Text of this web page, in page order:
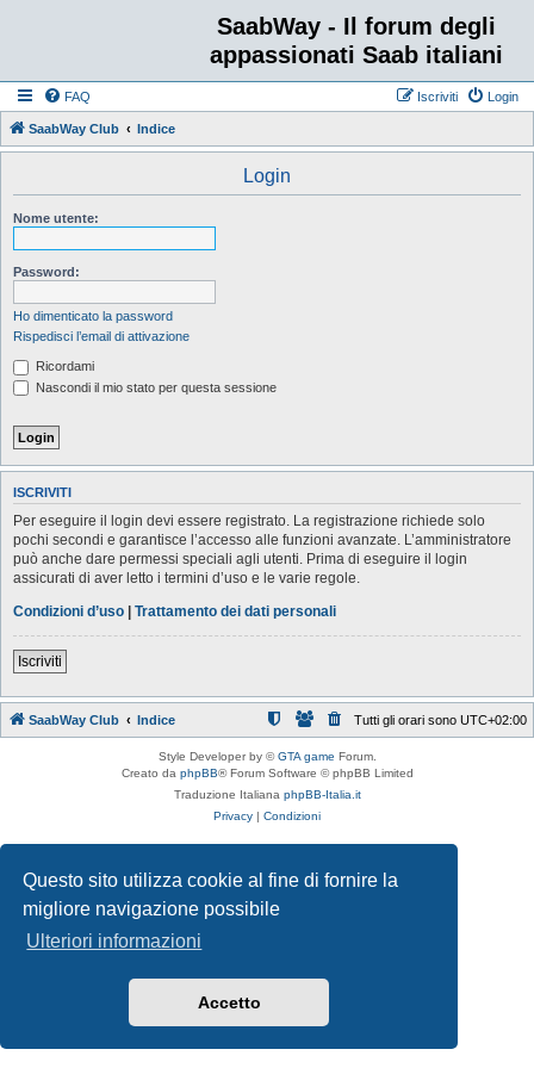
Questo sito utilizza cookie al fine di fornire la
migliore navigazione possibile
Ulteriori informazioni
Accetto
SaabWay - Il forum degli
appassionati Saab italiani
FAQ Login
Iscriviti
SaabWay Club Indice
Login
Nome utente:
Password:
Ho dimenticato la password
Rispedisci l’email di attivazione
Ricordami
Nascondi il mio stato per questa sessione
ISCRIVITI
Per eseguire il login devi essere registrato. La registrazione richiede solo
pochi secondi e garantisce l’accesso alle funzioni avanzate. L’amministratore
può anche dare permessi speciali agli utenti. Prima di eseguire il login
assicurati di aver letto i termini d’uso e le varie regole.
Condizioni d’uso | Trattamento dei dati personali
Iscriviti
SaabWay Club Indice Tutti gli orari sono UTC+02:00
Style Developer by ©GTA game Forum.
Creato da phpBB® Forum Software © phpBB Limited
Traduzione Italiana phpBB-Italia.it
Privacy | Condizioni